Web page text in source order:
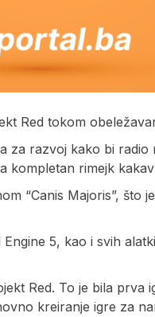
Red tokom
za razvoj kako bi radio
kompletan rimejk
“Canis Majoris”, što
5, kao i svih
Red. To je bila prva
kreiranje igre za